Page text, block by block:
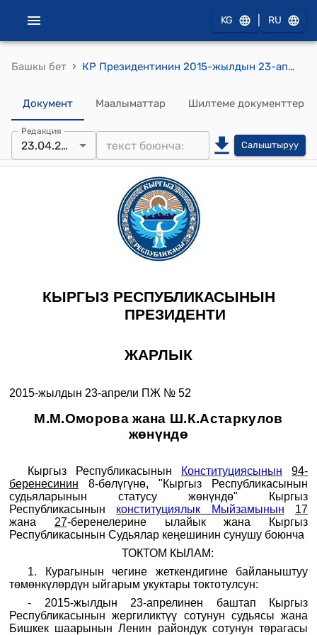
KG RU
Башкы бет › КР Президентинин 2015-жылдын 23-апрелиндеги ПЖ № 52 "М.М.Оморова жана Ш.К.Астаркулов жөнүндө" Жарлыгы
Документ Маалыматтар Шилтеме документтер
Редакция
23.04.2015 Салыштыруу